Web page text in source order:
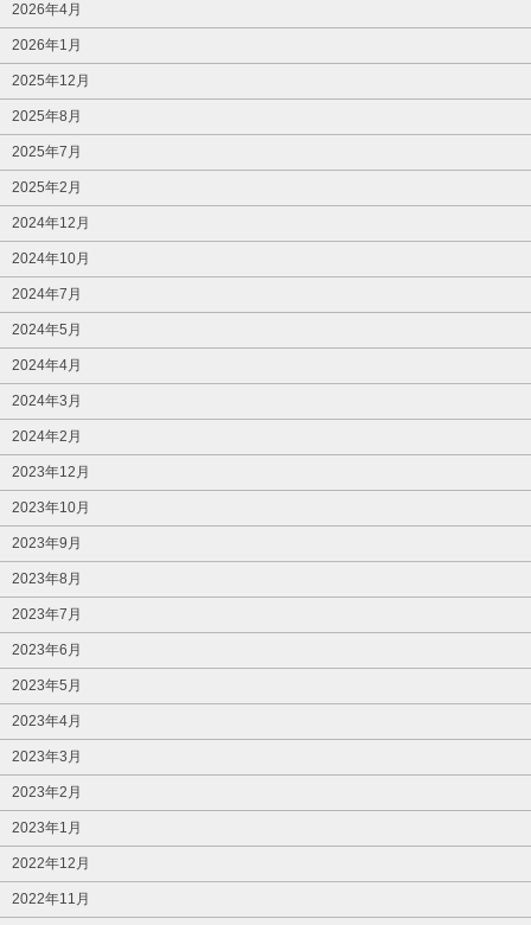
2026年4月
2026年1月
2025年12月
2025年8月
2025年7月
2025年2月
2024年12月
2024年10月
2024年7月
2024年5月
2024年4月
2024年3月
2024年2月
2023年12月
2023年10月
2023年9月
2023年8月
2023年7月
2023年6月
2023年5月
2023年4月
2023年3月
2023年2月
2023年1月
2022年12月
2022年11月